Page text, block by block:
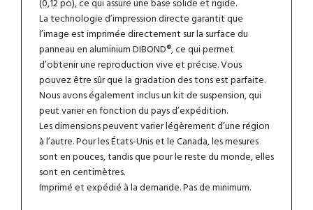
(0,12 po), ce qui assure une base solide et rigide.
La technologie d’impression directe garantit que
l’image est imprimée directement sur la surface du
panneau en aluminium DIBOND®, ce qui permet
d’obtenir une reproduction vive et précise. Vous
pouvez être sûr que la gradation des tons est parfaite.
Nous avons également inclus un kit de suspension, qui
peut varier en fonction du pays d’expédition.
Les dimensions peuvent varier légèrement d’une région
à l’autre. Pour les États-Unis et le Canada, les mesures
sont en pouces, tandis que pour le reste du monde, elles
sont en centimètres.
Imprimé et expédié à la demande. Pas de minimum.